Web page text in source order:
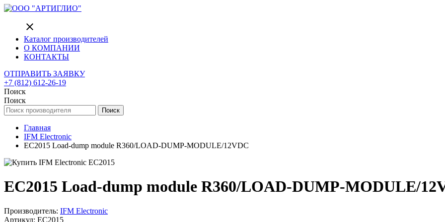
close
Каталог производителей
О КОМПАНИИ
КОНТАКТЫ
ОТПРАВИТЬ ЗАЯВКУ
+7 (812) 612-26-19
Поиск
Поиск
Поиск
Главная
IFM Electronic
EC2015 Load-dump module R360/LOAD-DUMP-MODULE/12VDC
EC2015 Load-dump module R360/LOAD-DUMP-MODULE/
Производитель: IFM Electronic
Артикул: EC2015